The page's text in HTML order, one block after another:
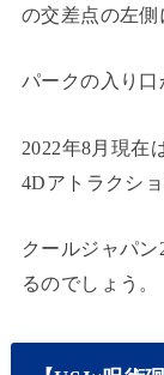
の交差点の左側
パークの入り口
2022年8月現在
4Dアトラクシ
クールジャパ
るのでしょう。